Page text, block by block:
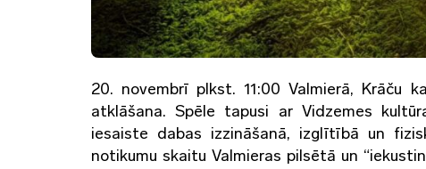
20. novembrī plkst. 11:00 Valmierā, Krāču
atklāšana. Spēle tapusi ar Vidzemes
iesaiste dabas izzināšanā, izglītībā un
notikumu skaitu Valmieras pilsētā un